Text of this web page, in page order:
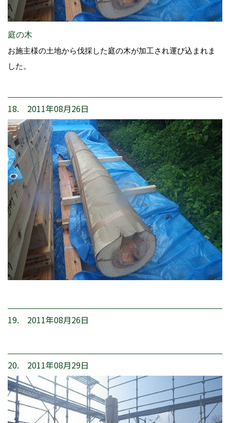
庭の木
お施主様の土地から伐採した庭の木が加工され運び込まれま
した。
18. 2011年08月26日
19. 2011年08月26日
20. 2011年08月29日